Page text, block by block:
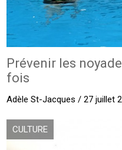
Prévenir les
fois
Adèle St-Jacques / 27 juillet
CULTURE